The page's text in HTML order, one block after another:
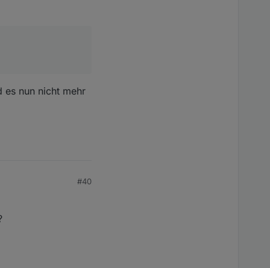
es nun nicht mehr
#40